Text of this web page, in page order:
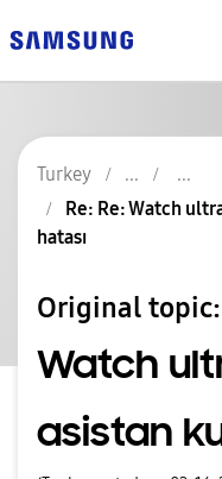
Turkey
Re: Re: Watch
hatası
Original topic:
Watch
asistan